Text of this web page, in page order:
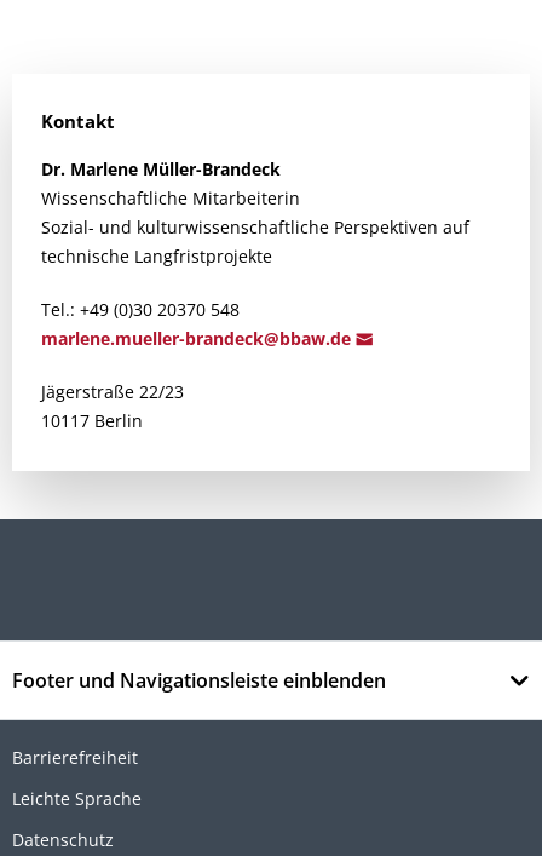
Kontakt
Dr. Marlene Müller-Brandeck
Wissenschaftliche Mitarbeiterin
Sozial- und kulturwissenschaftliche Perspektiven auf
technische Langfristprojekte
Tel.: +49 (0)30 20370 548
marlene.mueller-brandeck@bbaw.de
Jägerstraße 22/23
10117 Berlin
Footer und Navigationsleiste einblenden
Barrierefreiheit
Leichte Sprache
Datenschutz